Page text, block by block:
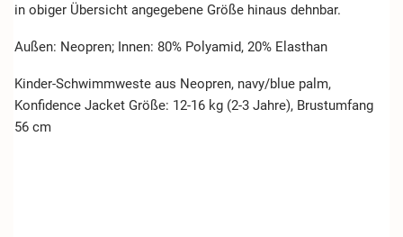
in obiger Übersicht angegebene Größe hinaus dehnbar.
Außen: Neopren; Innen: 80% Polyamid, 20% Elasthan
Kinder-Schwimmweste aus Neopren, navy/blue palm,
Konfidence Jacket Größe: 12-16 kg (2-3 Jahre), Brustumfang
56 cm